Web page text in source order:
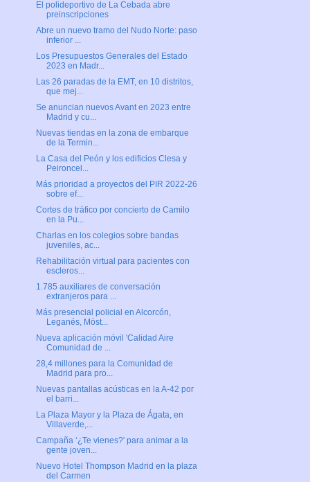
El polideportivo de La Cebada abre
preinscripciones
Abre un nuevo tramo del Nudo Norte: paso
inferior ...
Los Presupuestos Generales del Estado
2023 en Madr...
Las 26 paradas de la EMT, en 10 distritos,
que mej...
Se anuncian nuevos Avant en 2023 entre
Madrid y cu...
Nuevas tiendas en la zona de embarque
de la Termin...
La Casa del Peón y los edificios Clesa y
Peironcel...
Más prioridad a proyectos del PIR 2022-26
sobre ef...
Cortes de tráfico por concierto de Camilo
en la Pu...
Charlas en los colegios sobre bandas
juveniles, ac...
Rehabilitación virtual para pacientes con
escleros...
1.785 auxiliares de conversación
extranjeros para ...
Más presencial policial en Alcorcón,
Leganés, Móst...
Nueva aplicación móvil 'Calidad Aire
Comunidad de ...
28,4 millones para la Comunidad de
Madrid para pro...
Nuevas pantallas acústicas en la A-42 por
el barri...
La Plaza Mayor y la Plaza de Ágata, en
Villaverde,...
Campaña ‘¿Te vienes?' para animar a la
gente joven...
Nuevo Hotel Thompson Madrid en la plaza
del Carmen